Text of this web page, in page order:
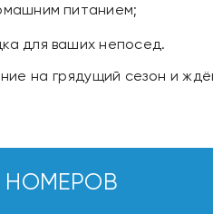
питанием;
для ваших непосед.
на грядущий сезон и
НОМЕРОВ